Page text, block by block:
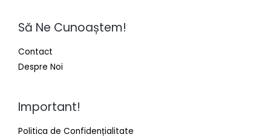
Să Ne Cunoaștem!
Contact
Despre Noi
Important!
Politica de Confidențialitate